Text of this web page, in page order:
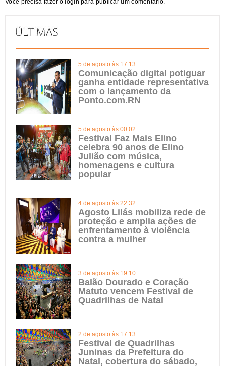
Você precisa fazer o login para publicar um comentário.
5 de agosto às 17:13
Comunicação digital potiguar
ganha entidade representativa
com o lançamento da
Ponto.com.RN
5 de agosto às 00:02
Festival Faz Mais Elino
celebra 90 anos de Elino
Julião com música,
homenagens e cultura
popular
4 de agosto às 22:32
Agosto Lilás mobiliza rede de
proteção e amplia ações de
enfrentamento à violência
contra a mulher
3 de agosto às 19:10
Balão Dourado e Coração
Matuto vencem Festival de
Quadrilhas de Natal
2 de agosto às 17:13
Festival de Quadrilhas
Juninas da Prefeitura do
Natal, cobertura do sábado,